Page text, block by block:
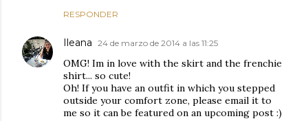
RESPONDER
Ileana 24 de marzo de 2014 a las 11:25
OMG! Im in love with the skirt and the frenchie
shirt... so cute!
Oh! If you have an outfit in which you stepped
outside your comfort zone, please email it to
me so it can be featured on an upcoming post :)